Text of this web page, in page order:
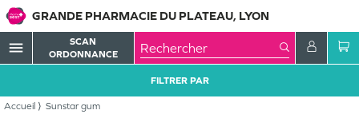
GRANDE PHARMACIE DU PLATEAU, LYON
menu
SCAN
ORDONNANCE
Accueil Sunstar gum
FILTRER PAR